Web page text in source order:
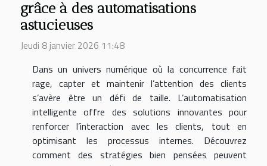
grâce à des automatisations
astucieuses
Jeudi 8 janvier 2026 11:48
Dans un univers numérique où la concurrence fait
rage, capter et maintenir l’attention des clients
s’avère être un défi de taille. L’automatisation
intelligente offre des solutions innovantes pour
renforcer l’interaction avec les clients, tout en
optimisant les processus internes. Découvrez
comment des stratégies bien pensées peuvent